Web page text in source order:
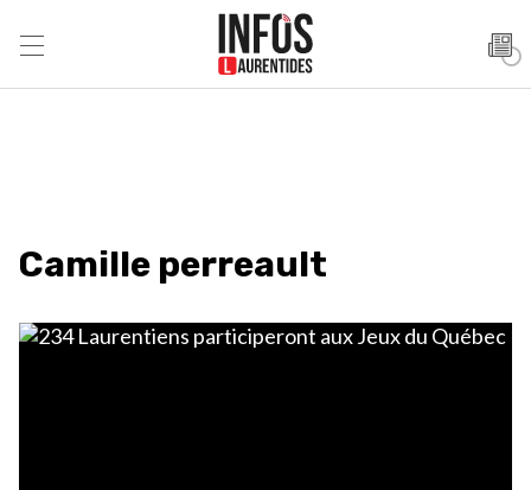
Camille perreault